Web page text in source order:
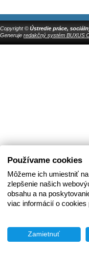
Copyright © Ústredie práce,
Generuje redakčný systém BUXUS
Používame cookies
Môžeme ich umiestniť
zlepšenie našich
obsahu a na
viac informácií o cookies
Zamietnuť